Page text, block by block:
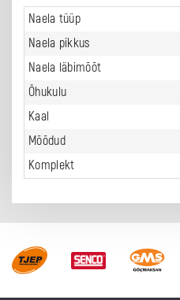
Naela tüüp
Naela pikkus
Naela läbimõõt
Õhukulu
Kaal
Mõõdud
Komplekt